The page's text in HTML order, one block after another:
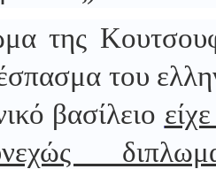
της
του
βασίλειο